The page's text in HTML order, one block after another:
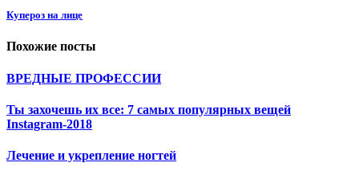
Купероз на лице
Похожие посты
ВРЕДНЫЕ ПРОФЕССИИ
Ты захочешь их все: 7 самых популярных вещей
Instagram-2018
Лечение и укрепление ногтей